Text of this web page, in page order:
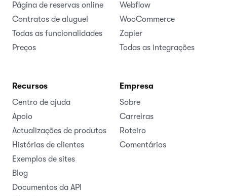
Página de reservas online
Contratos de aluguel
Todas as funcionalidades
Preços
Webflow
WooCommerce
Zapier
Todas as integrações
Recursos
Centro de ajuda
Apoio
Actualizações de produtos
Histórias de clientes
Exemplos de sites
Blog
Documentos da API
Empresa
Sobre
Carreiras
Roteiro
Comentários